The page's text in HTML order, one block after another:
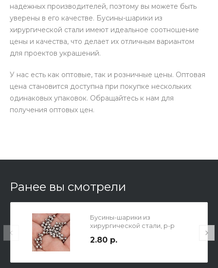
надежных производителей, поэтому вы можете быть
уверены в его качестве. Бусины-шарики из
хирургической стали имеют идеальное соотношение
цены и качества, что делает их отличным вариантом
для проектов украшений.
У нас есть как оптовые, так и розничные цены. Оптовая
цена становится доступна при покупке нескольких
одинаковых упаковок. Обращайтесь к нам для
получения оптовых цен.
Ранее вы смотрели
Бусины-шарики из
хирургической стали, р-р
2.80 р.